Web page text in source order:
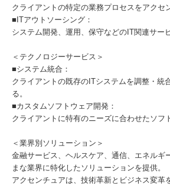
クライアントの特定の業務プロセスをアクセ
■ITアウトソーシング：
システム開発、運用、保守などのIT関連サー
＜テクノロジーサービス＞
■システム統合：
クライアントの既存のITシステムを調整・統
る。
■カスタムソフトウェア開発：
クライアントに特有のニーズに合わせたソフ
＜業界別ソリューション＞
金融サービス、ヘルスケア、通信、エネルギ
まな業界に特化したソリューションを提供。
アクセンチュアは、技術革新とビジネス変革